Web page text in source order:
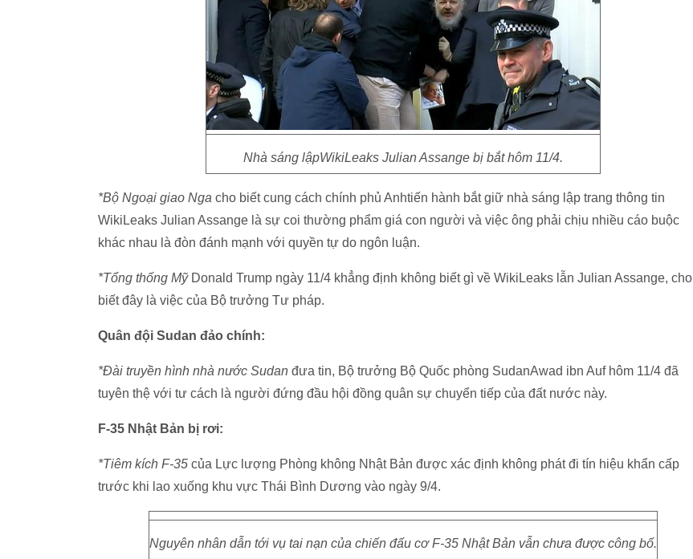
Nhà sáng lậpWikiLeaks Julian Assange bị bắt hôm 11/4.
*Bộ Ngoại giao Nga cho biết cung cách chính phủ Anhtiến hành bắt giữ nhà sáng lập trang thông tin
WikiLeaks Julian Assange là sự coi thường phẩm giá con người và việc ông phải chịu nhiều cáo buộc
khác nhau là đòn đánh mạnh với quyền tự do ngôn luận.
*Tổng thống MỹDonald Trump ngày 11/4 khẳng định không biết gì về WikiLeaks lẫn Julian Assange, cho
biết đây là việc của Bộ trưởng Tư pháp.
Quân đội Sudan đảo chính:
*Đài truyền hình nhà nước Sudan đưa tin, Bộ trưởng Bộ Quốc phòng SudanAwad ibn Auf hôm 11/4 đã
tuyên thệ với tư cách là người đứng đầu hội đồng quân sự chuyển tiếp của đất nước này.
F-35 Nhật Bản bị rơi:
*Tiêm kích F-35 của Lực lượng Phòng không Nhật Bản được xác định không phát đi tín hiệu khẩn cấp
trước khi lao xuống khu vực Thái Bình Dương vào ngày 9/4.
Nguyên nhân dẫn tới vụ tai nạn của chiến đấu cơ F-35 Nhật Bản vẫn chưa được công bố.